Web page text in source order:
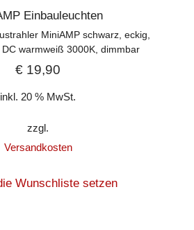
Einbauleuchten
MiniAMP schwarz, eckig,
DC warmweiß 3000K, dimmbar
€ 19,90
inkl. 20 % MwSt.
zzgl.
Versandkosten
Wunschliste setzen